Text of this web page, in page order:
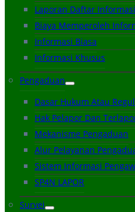
Laporan Daftar
Biaya Memperoleh
Informasi Biasa
Informasi Khusus
Pengaduan
Dasar Hukum Atau
Hak Pelapor Dan
Mekanisme Pengaduan
Alur Pelayanan
Sistem Informasi
SP4N LAPOR
Survei